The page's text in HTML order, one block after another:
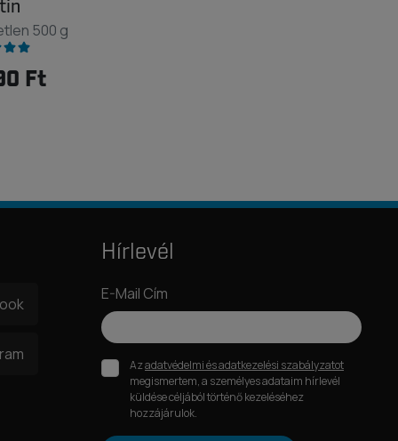
500 g
Ft
Hírlevél
E-Mail Cím
Azadatvédelmi és adatkezelési szabályzatot
megismertem, a személyes adataim hírlevél
küldése céljából történő kezeléséhez
hozzájárulok.